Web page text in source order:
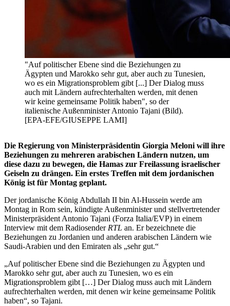
"Auf politischer Ebene sind die Beziehungen zu
Ägypten und Marokko sehr gut, aber auch zu Tunesien,
wo es ein Migrationsproblem gibt [...] Der Dialog muss
auch mit Ländern aufrechterhalten werden, mit denen
wir keine gemeinsame Politik haben", so der
italienische Außenminister Antonio Tajani (Bild).
[EPA-EFE/GIUSEPPE LAMI]
Die Regierung von Ministerpräsidentin Giorgia Meloni will ihre
Beziehungen zu mehreren arabischen Ländern nutzen, um
diese dazu zu bewegen, die Hamas zur Freilassung israelischer
Geiseln zu drängen. Ein erstes Treffen mit dem jordanischen
König ist für Montag geplant.
Der jordanische König Abdullah II bin Al-Hussein werde am
Montag in Rom sein, kündigte Außenminister und stellvertretender
Ministerpräsident Antonio Tajani (Forza Italia/EVP) in einem
Interview mit dem Radiosender RTL an. Er bezeichnete die
Beziehungen zu Jordanien und anderen arabischen Ländern wie
Saudi-Arabien und den Emiraten als „sehr gut.“
„Auf politischer Ebene sind die Beziehungen zu Ägypten und
Marokko sehr gut, aber auch zu Tunesien, wo es ein
Migrationsproblem gibt […] Der Dialog muss auch mit Ländern
aufrechterhalten werden, mit denen wir keine gemeinsame Politik
haben“, so Tajani.